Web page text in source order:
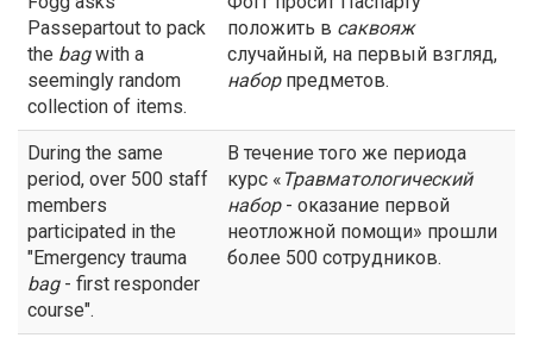
Passepartout to pack
the bagwith a
seemingly random
collection of items.
положить в саквояж
случайный, на первый взгляд,
наборпредметов.
During the same
period, over 500 staff
members
participated in the
"Emergency trauma
bag- first responder
course".
В течение того же периода
курс « Травматологический
набор- оказание первой
неотложной помощи» прошли
более 500 сотрудников.